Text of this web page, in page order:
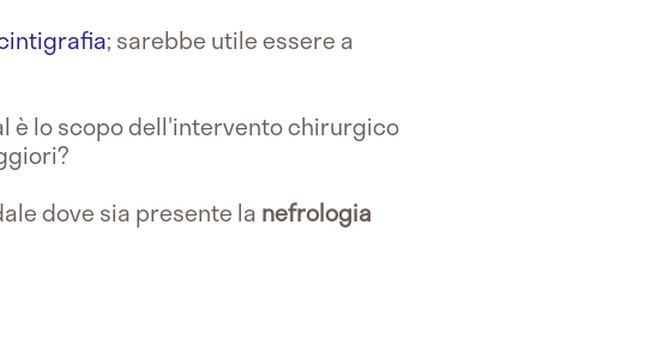
; sarebbe utile essere a
è lo scopo dell'intervento chirurgico
dove sia presente la nefrologia